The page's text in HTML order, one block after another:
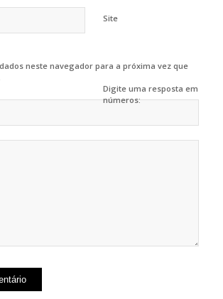
Site
neste navegador para a próxima vez que
Digite uma resposta em
números: